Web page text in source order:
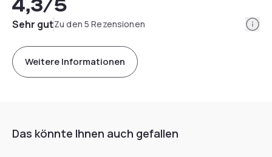
Sehr gutZu den 5 Rezensionen
Weitere Informationen
Das könnte Ihnen auch gefallen